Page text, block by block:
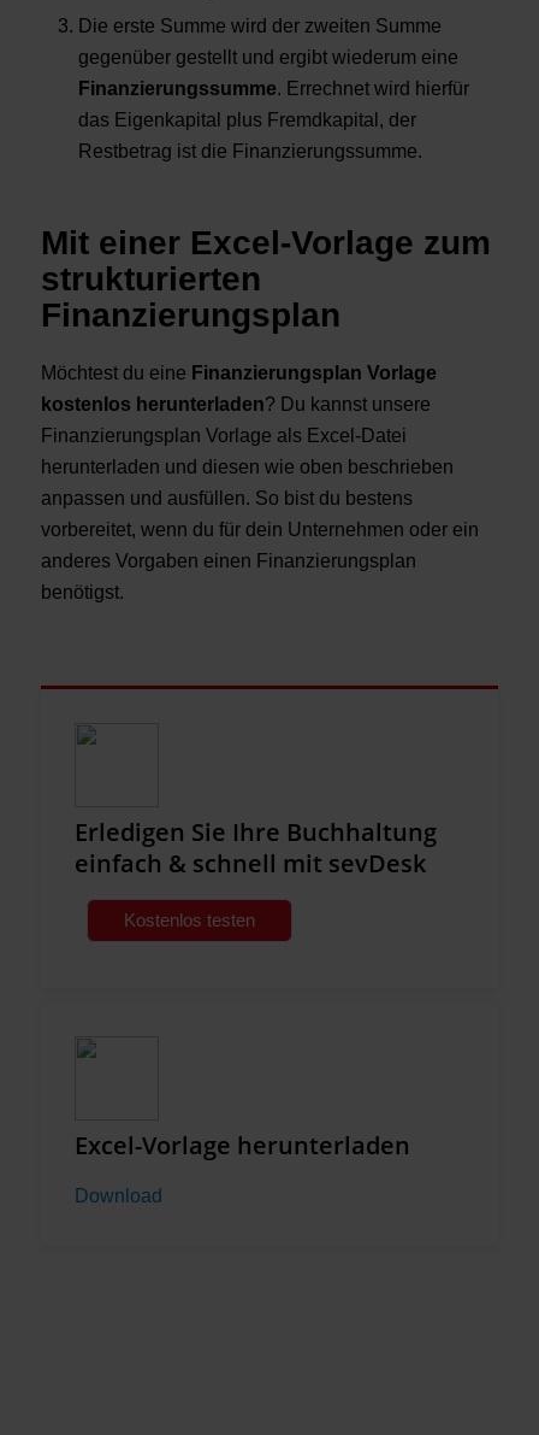
Die erste Summe wird der zweiten Summe
gegenüber gestellt und ergibt wiederum eine
Finanzierungssumme. Errechnet wird hierfür
das Eigenkapital plus Fremdkapital, der
Restbetrag ist die Finanzierungssumme.
Mit einer Excel-Vorlage zum
strukturierten
Finanzierungsplan
Möchtest du eine Finanzierungsplan Vorlage
kostenlos herunterladen? Du kannst unsere
Finanzierungsplan Vorlage als Excel-Datei
herunterladen und diesen wie oben beschrieben
anpassen und ausfüllen. So bist du bestens
vorbereitet, wenn du für dein Unternehmen oder ein
anderes Vorgaben einen Finanzierungsplan
benötigst.
Erledigen Sie Ihre Buchhaltung
einfach & schnell mit sevDesk
Kostenlos testen
Excel-Vorlage herunterladen
Download